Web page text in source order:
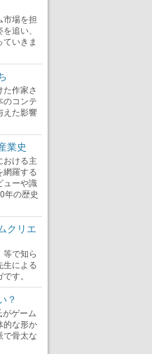
市場を担
追い、
いきま
作家さ
のコンテ
えた影響
業史
おける主
網羅する
ューや識
年の歴史
クリエ
等で知ら
生による
す。
？
ゲーム
的な形か
で骨太な